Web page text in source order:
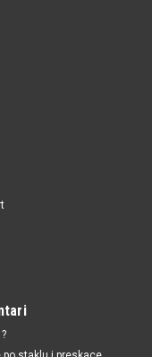
/ 6240251 /
95961350 / 96281689 /